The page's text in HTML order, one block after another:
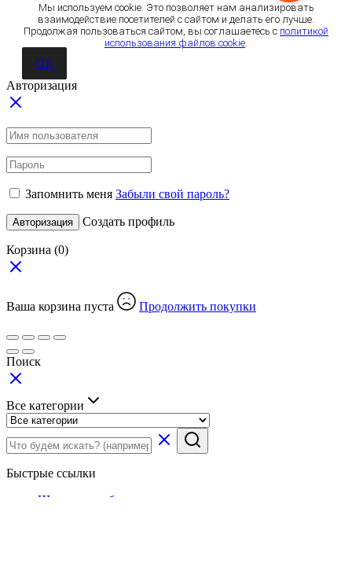
Мы используем cookie. Это позволяет нам анализировать
взаимодействие посетителей с сайтом и делать его лучше.
Продолжая пользоваться сайтом, вы соглашаетесь с политикой
использования файлов cookie
ОК
Авторизация
Запомнить меня Забыли свой пароль?
Авторизация Создать профиль
Корзина (0)
Ваша корзина пуста Продолжить покупки
Поиск
Все категории
Быстрые ссылки
Школьная мебель